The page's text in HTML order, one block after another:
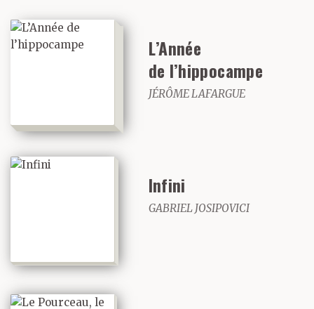
soirs et fallait entendre
ce qui se passait là-
Joseph a dit : Toute la
foutue nuit, oui.
L’Année
de l’hippocampe
JÉRÔME LAFARGUE
Infini
GABRIEL JOSIPOVICI